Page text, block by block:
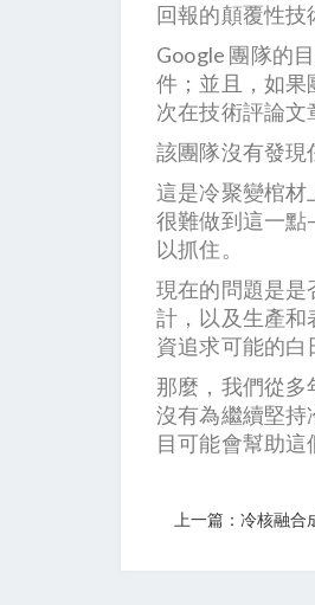
回報的顛覆性技
Google 團隊的
件；並且，如果
次在技術評論文
該團隊沒有發現
這是冷聚變棺材
很難做到這一
以抓住。
現在的問題是
計，以及生產
資追求可能的白
那麼，我們從
沒有為繼續堅持
目可能會幫助這
上一篇：冷核融